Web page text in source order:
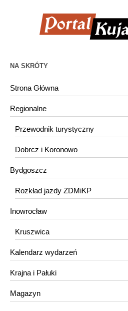
NA SKRÓTY
Strona Główna
Regionalne
Przewodnik turystyczny
Dobrcz i Koronowo
Bydgoszcz
Rozkład jazdy ZDMiKP
Inowrocław
Kruszwica
Kalendarz wydarzeń
Krajna i Pałuki
Magazyn